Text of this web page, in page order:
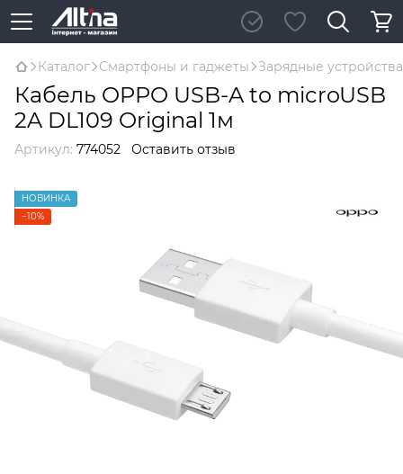
Каталог Смартфоны и гаджеты Зарядные
Кабель OPPO USB-A to microUSB
2A DL109 Original 1м
Артикул: 774052 Оставить отзыв
НОВИНКА
−10%